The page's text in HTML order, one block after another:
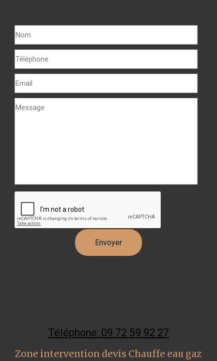
Téléphone: 09 72 59 92 27
Zone intervention devis Chauffe eau gaz